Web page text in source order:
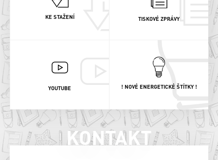
KE STAŽENÍ TISKOVÉ ZPRÁVY
YOUTUBE ! NOVÉ ENERGETICKÉ ŠTÍTKY !
KONTAKT